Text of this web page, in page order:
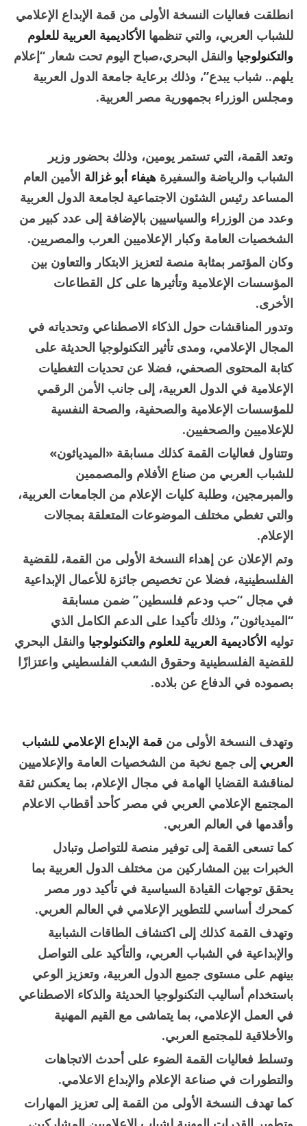
انطلقت فعاليات النسخة الأولى من قمة الإبداع الإعلامي
للشباب العربي، والتي تنظمهاالأكاديمية العربية للعلوم
والتكنولوجياوالنقل البحري،صباح اليوم تحت شعار “إعلام
يلهم.. شباب يبدع”، وذلك برعاية جامعة الدول العربية
ومجلس الوزراء بجمهورية مصر العربية.
وتعد القمة، التي تستمر يومين، وذلك بحضور وزير
الشباب والرياضة والسفيرةهيفاء أبو غزالةالأمين العام
المساعد رئيس الشئون الاجتماعية لجامعة الدول العربية
وعدد من الوزراء والسياسيين بالإضافة إلى عدد كبير من
الشخصيات العامة وكبار الإعلاميين العرب والمصريين.
وكان المؤتمر بمثابة منصة لتعزيز الابتكار والتعاون بين
المؤسسات الإعلامية وتأثيرها على كل القطاعات
الأخرى.
وتدور المناقشات حول الذكاء الاصطناعي وتحدياته في
المجال الإعلامي، ومدى تأثير التكنولوجيا الحديثة على
كتابة المحتوى الصحفي، فضلا عن تحديات التغطيات
الإعلامية في الدول العربية، إلى جانب الأمن الرقمي
للمؤسسات الإعلامية والصحفية، والصحة النفسية
للإعلاميين والصحفيين.
وتتناول فعاليات القمة كذلك مسابقة «الميدياثون»
للشباب العربي من صناع الأفلام والمصممين
والمبرمجين، وطلبة كليات الإعلام من الجامعات العربية،
والتي تغطي مختلف الموضوعات المتعلقة بمجالات
الإعلام.
وتم الإعلان عن إهداء النسخة الأولى من القمة، للقضية
الفلسطينية، فضلا عن تخصيص جائزة للأعمال الإبداعية
في مجال “حب ودعم فلسطين” ضمن مسابقة
“الميدياثون”، وذلك تأكيدا على الدعم الكامل الذي
توليهالأكاديمية العربية للعلوم والتكنولوجياوالنقل البحري
للقضية الفلسطينية وحقوق الشعب الفلسطيني واعتزازًا
بصموده في الدفاع عن بلاده.
وتهدف النسخة الأولى منقمة الإبداع الإعلامي للشباب
العربيإلى جمع نخبة من الشخصيات العامة والإعلاميين
لمناقشة القضايا الهامة في مجال الإعلام، بما يعكس ثقة
المجتمع الإعلامي العربي في مصر كأحد أقطاب الاعلام
وأقدمها في العالم العربي.
كما تسعى القمة إلى توفير منصة للتواصل وتبادل
الخبرات بين المشاركين من مختلف الدول العربية بما
يحقق توجهات القيادة السياسية في تأكيد دور مصر
كمحرك أساسي للتطوير الإعلامي في العالم العربي.
وتهدف القمة كذلك إلى اكتشاف الطاقات الشبابية
والإبداعية في الشباب العربي، والتأكيد على التواصل
بينهم على مستوى جميع الدول العربية، وتعزيز الوعي
باستخدام أساليب التكنولوجيا الحديثة والذكاء الاصطناعي
في العمل الإعلامي، بما يتماشى مع القيم المهنية
والأخلاقية للمجتمع العربي.
وتسلط فعاليات القمة الضوء على أحدث الاتجاهات
والتطورات في صناعة الإعلام والإبداع الاعلامي.
كما تهدف النسخة الأولى من القمة إلى تعزيز المهارات